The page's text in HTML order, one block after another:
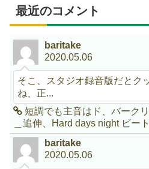
最近のコメント
baritake
2020.05.06
そこ、スタジオ録音版だとク
ね、正...
短調でも主音はド、バーク
＿追伸、Hard days night ビー
baritake
2020.05.06